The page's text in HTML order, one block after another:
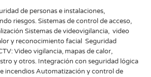
de personas e instalaciones,
riesgos. Sistemas de control de acceso,
Sistemas de videovigilancia, video
y reconocimiento facial ​ Seguridad
Video vigilancia, mapas de calor,
y otros. Integración con seguridad lógica​
incendios​ Automatización y control de